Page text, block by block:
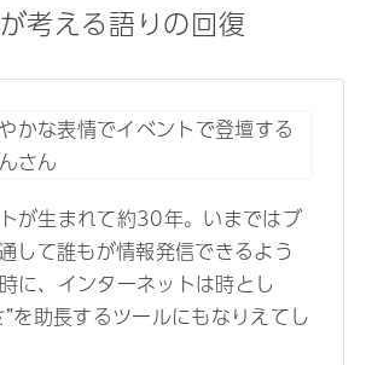
考える語りの回復
が生まれて約30年。いまではブ
して誰もが情報発信できるよう
に、インターネットは時とし
”を助長するツールにもなりえてし